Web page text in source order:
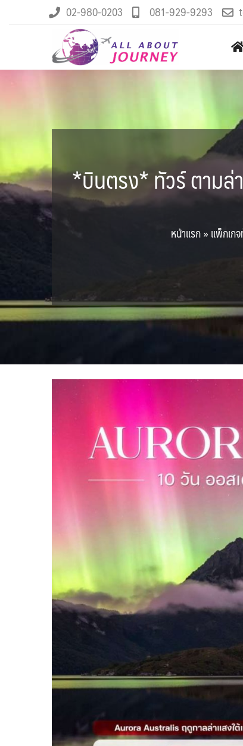
02-980-0203 081-929-9293
*บินตรง* ทัวร์ ตามล่
หน้าแรก»แพ็กเก